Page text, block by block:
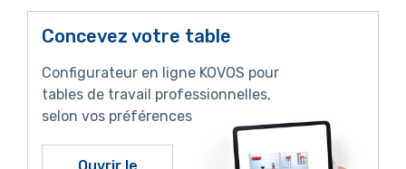
Concevez votre table
Configurateur en ligne KOVOS pour
tables de travail professionnelles,
selon vos préférences